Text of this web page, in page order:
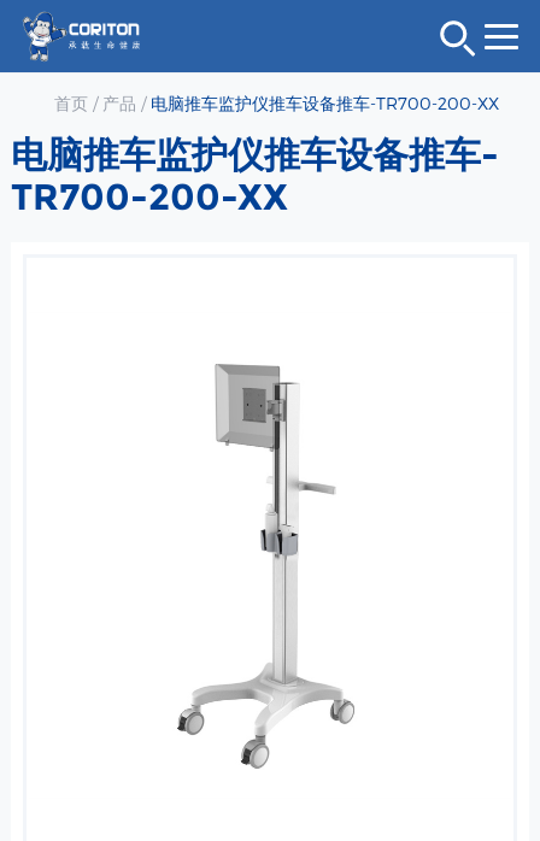
首页/ 产品 / 电脑推车监护仪推车设备推车-TR700-200-XX
电脑推车监护仪推车设备推车-
TR700-200-XX